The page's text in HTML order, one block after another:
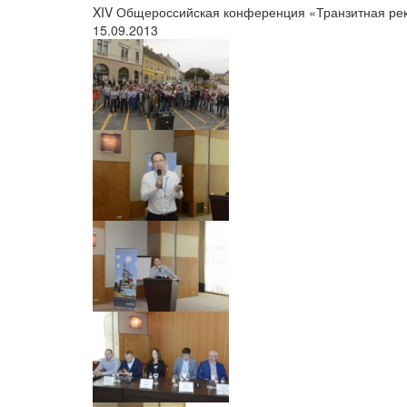
XIV Общероссийская конференция «Транзитная
15.09.2013